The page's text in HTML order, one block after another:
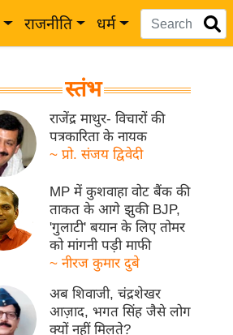
राजनीति धर्म
स्तंभ
राजेंद्र माथुर- विचारों की
पत्रकारिता के नायक
~ प्रो. संजय द्विवेदी
MP में कुशवाहा वोट बैंक की
ताकत के आगे झुकी BJP,
'गुलाटी' बयान के लिए तोमर
को मांगनी पड़ी माफी
~ नीरज कुमार दुबे
अब शिवाजी, चंद्रशेखर
आज़ाद, भगत सिंह जैसे लोग
क्यों नहीं मिलते?